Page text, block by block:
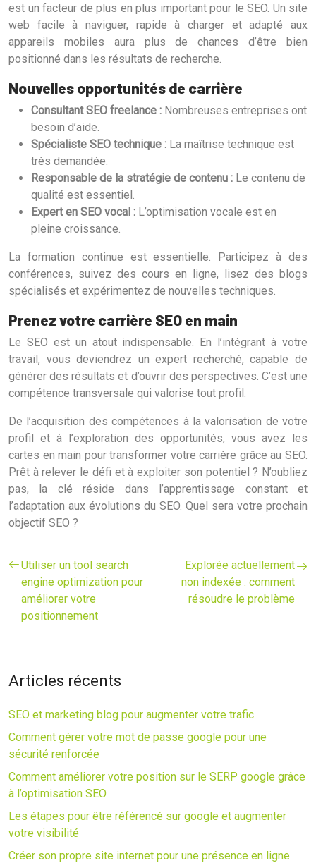
est un facteur de plus en plus important pour le SEO. Un site
web facile à naviguer, rapide à charger et adapté aux
appareils mobiles aura plus de chances d’être bien
positionné dans les résultats de recherche.
Nouvelles opportunités de carrière
Consultant SEO freelance : Nombreuses entreprises ont
besoin d’aide.
Spécialiste SEO technique : La maîtrise technique est
très demandée.
Responsable de la stratégie de contenu : Le contenu de
qualité est essentiel.
Expert en SEO vocal : L’optimisation vocale est en
pleine croissance.
La formation continue est essentielle. Participez à des
conférences, suivez des cours en ligne, lisez des blogs
spécialisés et expérimentez de nouvelles techniques.
Prenez votre carrière SEO en main
Le SEO est un atout indispensable. En l’intégrant à votre
travail, vous deviendrez un expert recherché, capable de
générer des résultats et d’ouvrir des perspectives. C’est une
compétence transversale qui valorise tout profil.
De l’acquisition des compétences à la valorisation de votre
profil et à l’exploration des opportunités, vous avez les
cartes en main pour transformer votre carrière grâce au SEO.
Prêt à relever le défi et à exploiter son potentiel ? N’oubliez
pas, la clé réside dans l’apprentissage constant et
l’adaptation aux évolutions du SEO. Quel sera votre prochain
objectif SEO ?
Utiliser un tool search
engine optimization pour
améliorer votre
positionnement
Explorée actuellement
non indexée : comment
résoudre le problème
Articles récents
SEO et marketing blog pour augmenter votre trafic
Comment gérer votre mot de passe google pour une
sécurité renforcée
Comment améliorer votre position sur le SERP google grâce
à l’optimisation SEO
Les étapes pour être référencé sur google et augmenter
votre visibilité
Créer son propre site internet pour une présence en ligne